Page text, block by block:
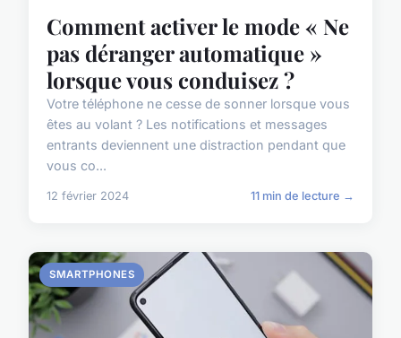
Comment activer le mode « Ne
pas déranger automatique »
lorsque vous conduisez ?
Votre téléphone ne cesse de sonner lorsque vous
êtes au volant ? Les notifications et messages
entrants deviennent une distraction pendant que
vous co...
12 février 2024 11 min de lecture →
SMARTPHONES